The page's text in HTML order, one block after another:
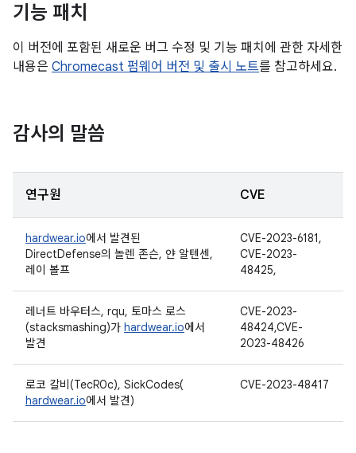
기능 패치
이 버전에 포함된 새로운 버그 수정 및 기능 패치에 관한 자세한
내용은 Chromecast 펌웨어 버전 및 출시 노트를 참고하세요.
감사의 말씀
연구원 CVE
hardwear.io에서 발견된
DirectDefense의 놀렌 존슨, 얀 알텐센,
레이 볼프
CVE-2023-6181,
CVE-2023-
48425,
레너트 바우터스, rqu, 토마스 로스
(stacksmashing)가 hardwear.io에서
발견
CVE-2023-
48424,CVE-
2023-48426
로코 칼비(TecR0c), SickCodes(
hardwear.io에서 발견)
CVE-2023-48417